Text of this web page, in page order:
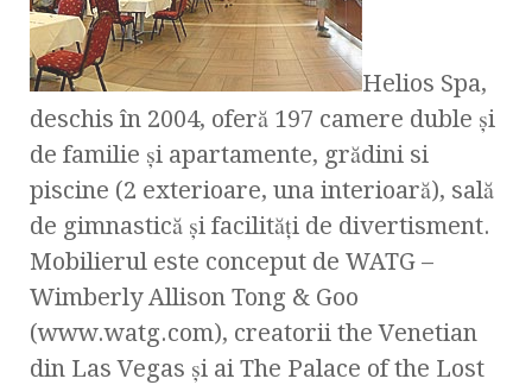
Helios Spa,
deschis în 2004, oferă 197 camere duble şi
de familie şi apartamente, grădini si
piscine (2 exterioare, una interioară), sală
de gimnastică şi facilităţi de divertisment.
Mobilierul este conceput de WATG –
Wimberly Allison Tong & Goo
(www.watg.com), creatorii the Venetian
din Las Vegas şi ai The Palace of the Lost